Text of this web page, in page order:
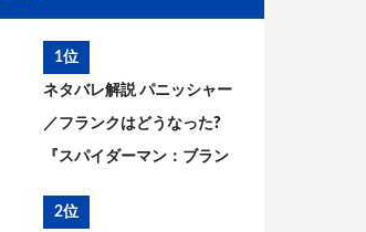
1位
ネタバレ解説 パニッシャー
／フランクはどうなった?
『スパイダーマン：ブラン
までを考察
2位